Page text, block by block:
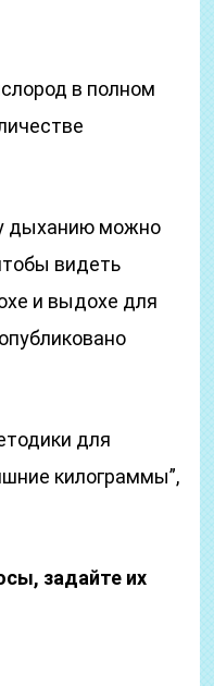
в полном
дыханию можно
видеть
и выдохе для
для
килограммы”,
задайте их